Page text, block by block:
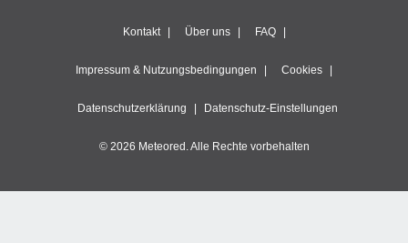
Kontakt Über uns FAQ
Impressum & Nutzungsbedingungen Cookies
Datenschutzerklärung Datenschutz-Einstellungen
© 2026 Meteored. Alle Rechte vorbehalten